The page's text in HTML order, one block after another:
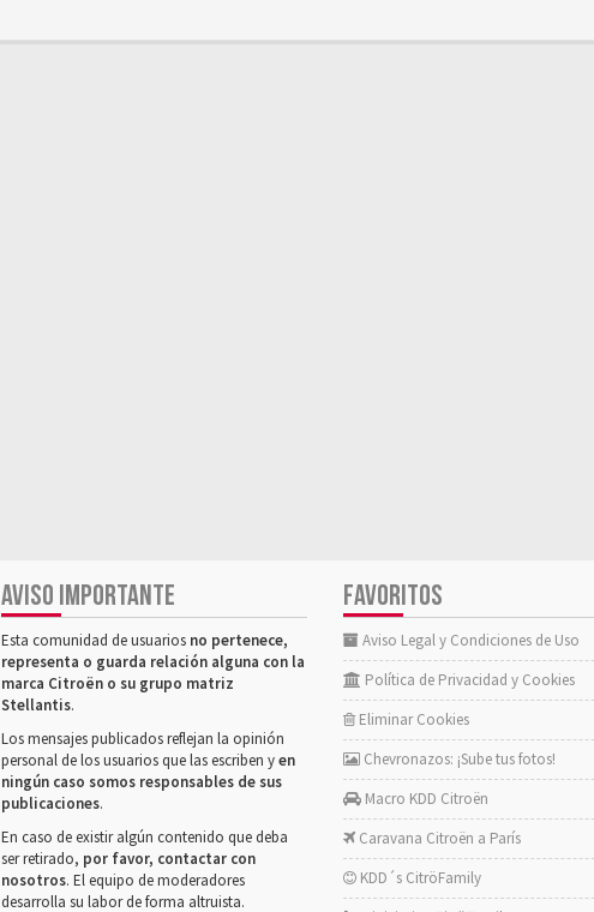
AVISO IMPORTANTE
Esta comunidad de usuarios no pertenece,
representa o guarda relación alguna con la
marca Citroën o su grupo matriz
Stellantis.
Los mensajes publicados reflejan la opinión
personal de los usuarios que las escriben yen
ningún caso somos responsables de sus
publicaciones.
En caso de existir algún contenido que deba
ser retirado, por favor, contactar con
nosotros. El equipo de moderadores
desarrolla su labor de forma altruista.
FAVORITOS
Aviso Legal y Condiciones de Uso
Política de Privacidad y Cookies
Eliminar Cookies
Chevronazos: ¡Sube tus fotos!
Macro KDD Citroën
Caravana Citroën a París
KDD´s CitröFamily